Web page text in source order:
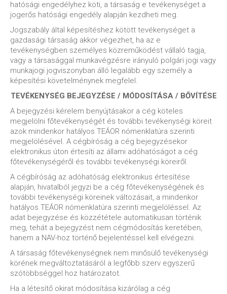
hatósági engedélyhez köti, a társaság e tevékenységet a
jogerős hatósági engedély alapján kezdheti meg.
Jogszabály által képesítéshez kötött tevékenységet a
gazdasági társaság akkor végezhet, ha az e
tevékenységben személyes közreműködést vállaló tagja,
vagy a társasággal munkavégzésre irányuló polgári jogi vagy
munkajogi jogviszonyban álló legalább egy személy a
képesítési követelménynek megfelel.
TEVÉKENYSÉG BEJEGYZÉSE / MÓDOSÍTÁSA / BŐVÍTÉSE
A bejegyzési kérelem benyújtásakor a cég köteles
megjelölni főtevékenységét és további tevékenységi köreit
azok mindenkor hatályos TEÁOR nómenklatúra szerinti
megjelölésével. A cégbíróság a cég bejegyzésekor
elektronikus úton értesíti az állami adóhatóságot a cég
főtevékenységéről és további tevékenységi köreiről.
A cégbíróság az adóhatóság elektronikus értesítése
alapján, hivatalból jegyzi be a cég főtevékenységének és
további tevékenységi köreinek változásait, a mindenkor
hatályos TEÁOR nómenklatúra szerinti megjelöléssel. Az
adat bejegyzése és közzététele automatikusan történik
meg, tehát a bejegyzést nem cégmódosítás keretében,
hanem a NAV-hoz történő bejelentéssel kell elvégezni.
A társaság főtevékenységnek nem minősülő tevékenységi
körének megváltoztatásáról a legfőbb szerv egyszerű
szótöbbséggel hoz határozatot.
Ha a létesítő okirat módosítása kizárólag a cég